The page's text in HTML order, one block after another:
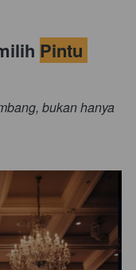
Pintu
bukan hanya